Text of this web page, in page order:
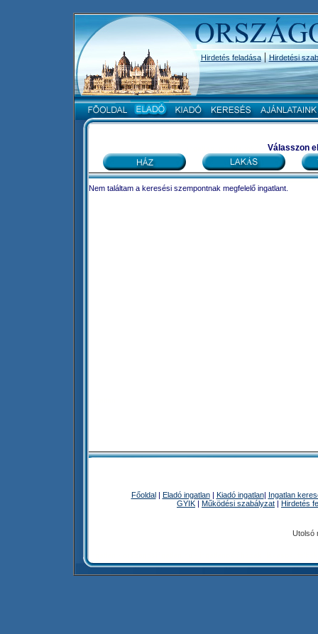
Hirdetés feladása|Hirdetési
Válasszon
Nem találtam a keresési szempontnak megfelelő ingatlant.
Főoldal| Eladó ingatlan| Kiadó ingatlan| Ingatlan
GYIK | Működési szabályzat | Hirdetés
Utolsó